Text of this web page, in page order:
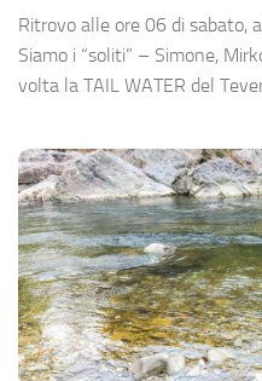
Ritrovo alle ore 06 di sabato,
Siamo i “soliti” – Simone,
volta la TAIL WATER del